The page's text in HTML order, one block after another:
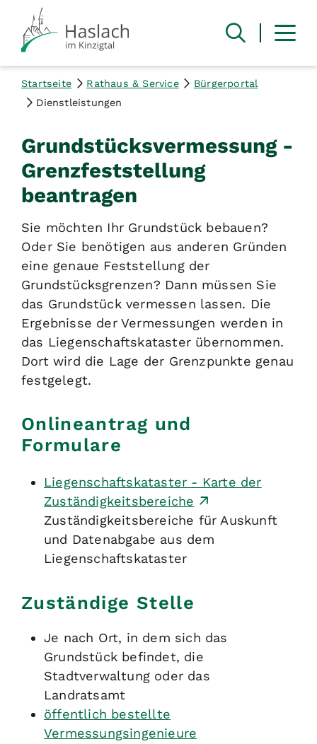
Startseite Rathaus & Service
Bürgerportal
Dienstleistungen
Grundstücksvermessung -
Grenzfeststellung
beantragen
Sie möchten Ihr Grundstück bebauen?
Oder Sie benötigen aus anderen Gründen
eine genaue Feststellung der
Grundstücksgrenzen? Dann müssen Sie
das Grundstück vermessen lassen. Die
Ergebnisse der Vermessungen werden in
das Liegenschaftskataster übernommen.
Dort wird die Lage der Grenzpunkte genau
festgelegt.
Onlineantrag und
Formulare
Liegenschaftskataster - Karte der
Zuständigkeitsbereiche
Zuständigkeitsbereiche für Auskunft
und Datenabgabe aus dem
Liegenschaftskataster
Zuständige Stelle
Je nach Ort, in dem sich das
Grundstück befindet, die
Stadtverwaltung oder das
Landratsamt
öffentlich bestellte
Vermessungsingenieure